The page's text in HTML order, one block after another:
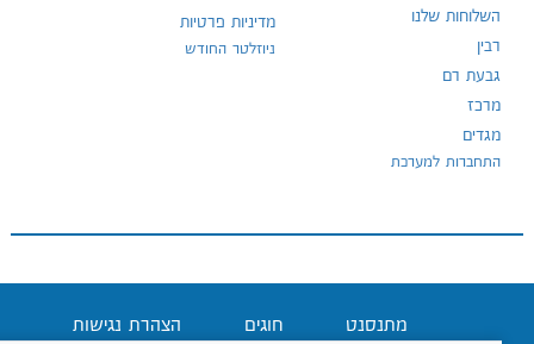
השלוחות שלנו
גבעת רם
מרכז
מגדים
התחברות למערכת
מדיניות פרטיות
ניוזלטר החודש
מתנסנט חוגים הצהרת נגישות